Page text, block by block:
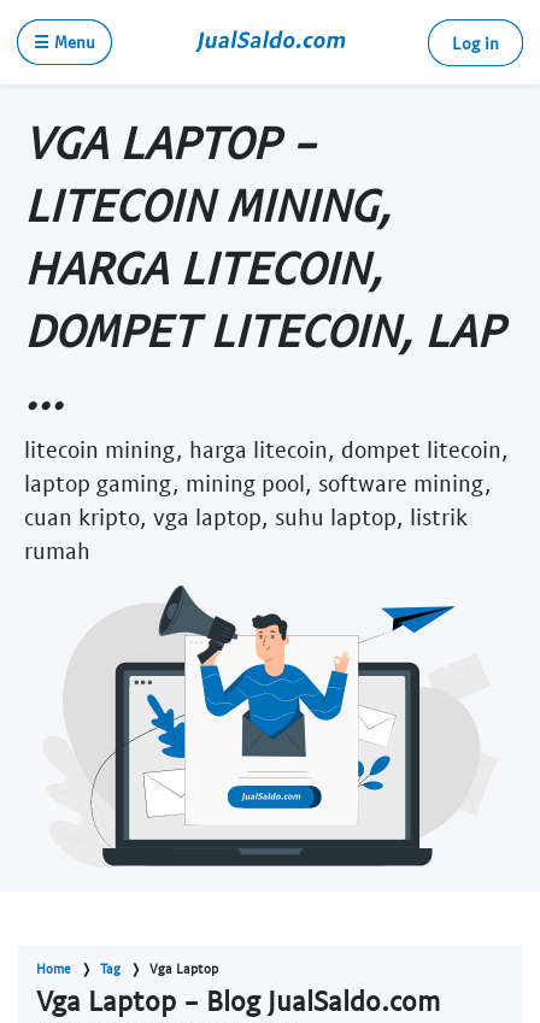
☰ Menu Log in
VGA LAPTOP -
LITECOIN MINING,
HARGA LITECOIN,
DOMPET LITECOIN, LAP
...
litecoin mining, harga litecoin, dompet litecoin,
laptop gaming, mining pool, software mining,
cuan kripto, vga laptop, suhu laptop, listrik
rumah
Home Tag Vga Laptop
Vga Laptop - Blog JualSaldo.com